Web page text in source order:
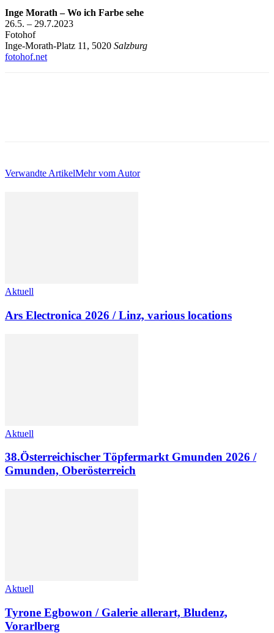
Inge Morath – Wo ich Farbe sehe
26.5. – 29.7.2023
Fotohof
Inge-Morath-Platz 11, 5020 Salzburg
fotohof.net
Verwandte ArtikelMehr vom Autor
Aktuell
Ars Electronica 2026 / Linz, various locations
Aktuell
38.Österreichischer Töpfermarkt Gmunden 2026 /
Gmunden, Oberösterreich
Aktuell
Tyrone Egbowon / Galerie allerart, Bludenz,
Vorarlberg